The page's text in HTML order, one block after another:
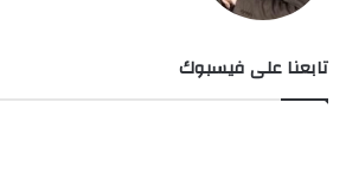
تابعنا على فيسبوك